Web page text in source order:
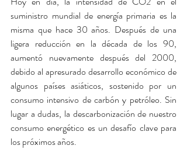
suministro mundial de energía primaria es la
misma que hace 30 años. Después de una
ligera reducción en la década de los 90,
aumentó nuevamente después del 2000,
debido al apresurado desarrollo económico de
algunos países asiáticos, sostenido por un
consumo intensivo de carbón y petróleo. Sin
lugar a dudas, la descarbonización de nuestro
consumo energético es un desafío clave para
los próximos años.